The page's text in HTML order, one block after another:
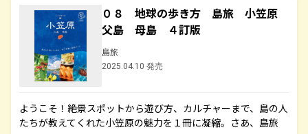
０８ 地球の歩き方 島旅 小笠原
父島 母島 ４訂版
島旅
2025.04.10 発売
ようこそ！絶景スポットから遊び方、カルチャーまで、島の人
たちが教えてくれた小笠原の魅力を１冊に凝縮。さあ、島旅